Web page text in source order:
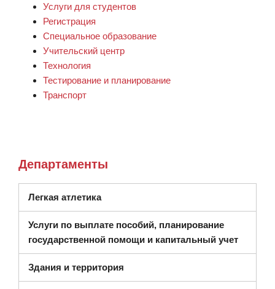
Услуги для студентов
Регистрация
Специальное образование
Учительский центр
Технология
Тестирование и планирование
Транспорт
Департаменты
Легкая атлетика
Услуги по выплате пособий, планирование
государственной помощи и капитальный учет
Здания и территория